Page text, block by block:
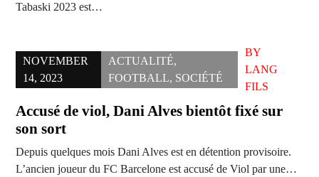
Tabaski 2023 est…
NOVEMBER
14, 2023
ACTUALITÉ,
FOOTBALL, SOCIÉTÉ
BY
LANG
FILS
Accusé de viol, Dani Alves bientôt fixé sur
son sort
Depuis quelques mois Dani Alves est en détention provisoire.
L’ancien joueur du FC Barcelone est accusé de Viol par une…